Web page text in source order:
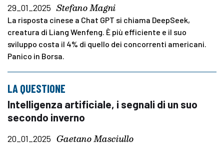
29_01_2025 Stefano Magni
La risposta cinese a Chat GPT si chiama DeepSeek,
creatura di Liang Wenfeng. È più efficiente e il suo
sviluppo costa il 4% di quello dei concorrenti americani.
Panico in Borsa.
LA QUESTIONE
Intelligenza artificiale, i segnali di un suo
secondo inverno
20_01_2025 Gaetano Masciullo